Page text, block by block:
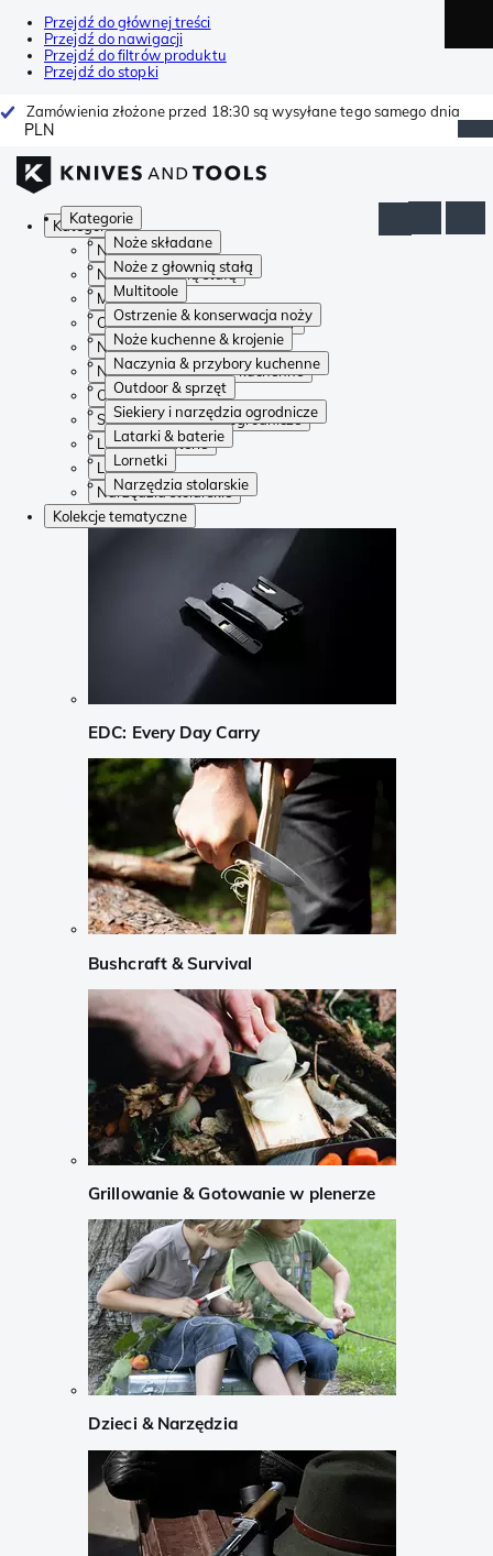
Przejdź do głównej treści
Przejdź do nawigacji
Przejdź do filtrów produktu
Przejdź do stopki
Zamówienia złożone przed 18:30 są wysyłane tego samego dnia
PLN
Kategorie
Noże składane
Noże z głownią stałą
Multitoole
Ostrzenie & konserwacja noży
Noże kuchenne & krojenie
Naczynia & przybory kuchenne
Outdoor & sprzęt
Siekiery i narzędzia ogrodnicze
Latarki & baterie
Lornetki
Narzędzia stolarskie
Kategorie
Noże składane
Noże z głownią stałą
Multitoole
Ostrzenie & konserwacja noży
Noże kuchenne & krojenie
Naczynia & przybory kuchenne
Outdoor & sprzęt
Siekiery i narzędzia ogrodnicze
Latarki & baterie
Lornetki
Narzędzia stolarskie
Kolekcje tematyczne
EDC: Every Day Carry
Bushcraft & Survival
Grillowanie & Gotowanie w plenerze
Dzieci & Narzędzia